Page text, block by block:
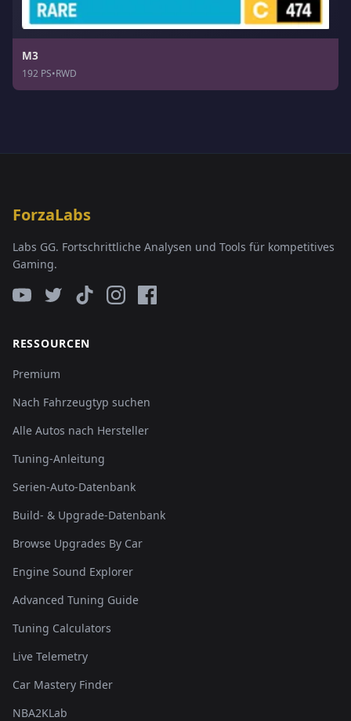
M3
192 PS•RWD
ForzaLabs
Labs GG. Fortschrittliche Analysen und Tools für kompetitives
Gaming.
RESSOURCEN
Premium
Nach Fahrzeugtyp suchen
Alle Autos nach Hersteller
Tuning-Anleitung
Serien-Auto-Datenbank
Build- & Upgrade-Datenbank
Browse Upgrades By Car
Engine Sound Explorer
Advanced Tuning Guide
Tuning Calculators
Live Telemetry
Car Mastery Finder
NBA2KLab